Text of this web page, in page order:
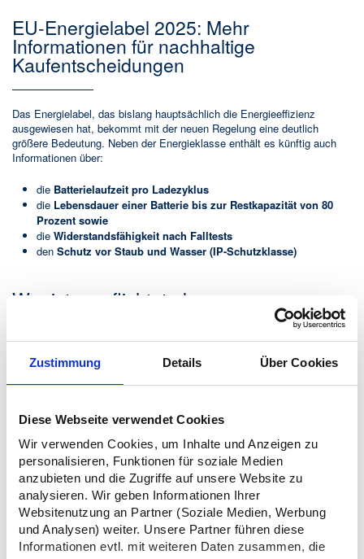
Zustimmung Details Über Cookies
Diese Webseite verwendet Cookies
Wir verwenden Cookies, um Inhalte und Anzeigen zu
personalisieren, Funktionen für soziale Medien
anzubieten und die Zugriffe auf unsere Website zu
analysieren. Wir geben Informationen Ihrer
Websitenutzung an Partner (Soziale Medien, Werbung
und Analysen) weiter. Unsere Partner führen diese
Informationen evtl. mit weiteren Daten zusammen, die
EU-Energielabel 2025: Mehr
Informationen für nachhaltige
Kaufentscheidungen
Das Energielabel, das bislang hauptsächlich die Energieeffizienz
ausgewiesen hat, bekommt mit der neuen Regelung eine deutlich
größere Bedeutung. Neben der Energieklasse enthält es künftig auch
Informationen über:
die Batterielaufzeit pro Ladezyklus
die Lebensdauer einer Batterie bis zur Restkapazität von 80
Prozent sowie
die Widerstandsfähigkeit nach Falltests
den Schutz vor Staub und Wasser (IP-Schutzklasse)
Wer ist verpflichtet, den
Reparierbarkeitsindex zu nutzen?
Von der neuen Regelung betroffen sind sowohl Hersteller:innen und
Importeur:innen als auch Händler:innen. Hersteller:innen müssen ihre
Reparaturinformationen bereitzustellen und dafür zu sorgen, dass die
Geräte korrekt gekennzeichnet sind.
Auch der Handel trägt Verantwortung. Ob im stationären Geschäft oder
im Online-Shop: Das Label muss für Kunden:innen gut sichtbar
angebracht sein. Produkte ohne Kennzeichnung dürfen nicht mehr
verkauft werden, selbst dann nicht, wenn es sich um Altbestände
handelt. Damit soll sichergestellt werden, dass Verbraucher:innen bei
jeder Kaufentscheidung verlässliche Informationen zur Reparierbarkeit